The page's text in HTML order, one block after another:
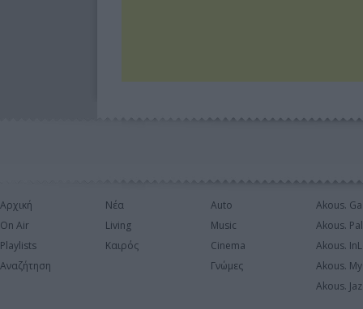
Αρχική
On Air
Playlists
Αναζήτηση
Νέα
Living
Καιρός
Auto
Music
Cinema
Γνώμες
Akous.
Akous.
Akous.
Akous.
Akous.